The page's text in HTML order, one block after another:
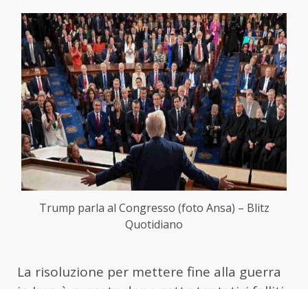
Trump parla al Congresso (foto Ansa) – Blitz
Quotidiano
La risoluzione per mettere fine alla guerra